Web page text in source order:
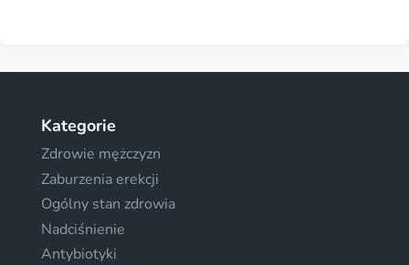
Kategorie
Zdrowie mężczyzn
Zaburzenia erekcji
Ogólny stan zdrowia
Nadciśnienie
Antybiotyki